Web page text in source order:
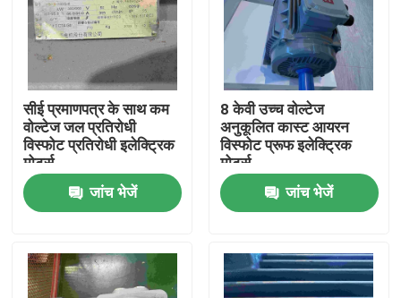
वीडियो
हमारे बारे में
कारखाना भ्रमण
गुणवत्ता नियंत्रण
संपर्क करें
सीई प्रमाणपत्र के साथ कम
वोल्टेज जल प्रतिरोधी
विस्फोट प्रतिरोधी इलेक्ट्रिक
मोटर्स
जांच भेजें
8 केवी उच्च वोल्टेज
अनुकूलित कास्ट आयरन
विस्फोट प्रूफ इलेक्ट्रिक
मोटर्स
जांच भेजें